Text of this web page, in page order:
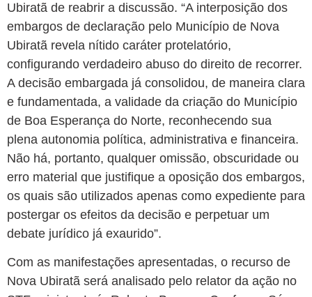
Ubiratã de reabrir a discussão. “A interposição dos
embargos de declaração pelo Município de Nova
Ubiratã revela nítido caráter protelatório,
configurando verdadeiro abuso do direito de recorrer.
A decisão embargada já consolidou, de maneira clara
e fundamentada, a validade da criação do Município
de Boa Esperança do Norte, reconhecendo sua
plena autonomia política, administrativa e financeira.
Não há, portanto, qualquer omissão, obscuridade ou
erro material que justifique a oposição dos embargos,
os quais são utilizados apenas como expediente para
postergar os efeitos da decisão e perpetuar um
debate jurídico já exaurido”.
Com as manifestações apresentadas, o recurso de
Nova Ubiratã será analisado pelo relator da ação no